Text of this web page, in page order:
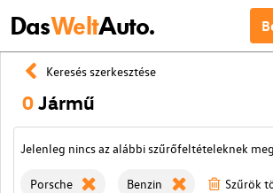
DasWeltAuto.
Keresés szerkesztése
0Jármű
Jelenleg nincs az alábbi szűrőfeltételeknek
Porsche Benzin Szűrök